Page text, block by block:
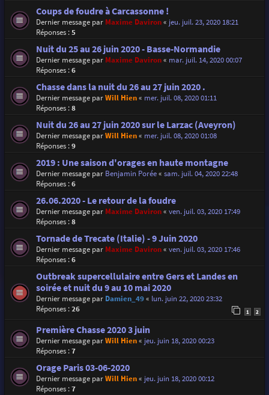
Coups de foudre à Carcassonne !
Dernier message par Maxime Daviron« jeu. juil. 23, 2020 18:21
Réponses :5
Nuit du 25 au 26 juin 2020 - Basse-Normandie
Dernier message par Maxime Daviron« mar. juil. 14, 2020 00:07
Réponses :6
Chasse dans la nuit du 26 au 27 juin 2020 .
Dernier message parWill Hien« mer. juil. 08, 2020 01:11
Réponses :8
Nuit du 26 au 27 juin 2020 sur le Larzac (Aveyron)
Dernier message parWill Hien« mer. juil. 08, 2020 01:08
Réponses :9
2019 : Une saison d'orages en haute montagne
Dernier message par Benjamin Porée« sam. juil. 04, 2020 22:48
Réponses :6
26.06.2020 - Le retour de la foudre
Dernier message par Maxime Daviron« ven. juil. 03, 2020 17:49
Réponses :8
Tornade de Trecate (Italie) - 9 Juin 2020
Dernier message par Maxime Daviron« ven. juil. 03, 2020 17:46
Réponses :6
Outbreak supercellulaire entre Gers et Landes en
soirée et nuit du 9 au 10 mai 2020
Dernier message par Damien_49« lun. juin 22, 2020 23:32
Réponses :26 1 2
Première Chasse 2020 3 juin
Dernier message parWill Hien« jeu. juin 18, 2020 00:23
Réponses :7
Orage Paris 03-06-2020
Dernier message parWill Hien« jeu. juin 18, 2020 00:12
Réponses :7